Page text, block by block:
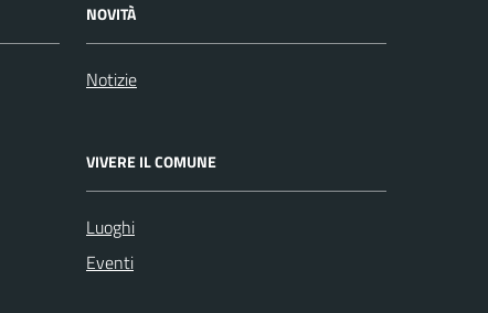
NOVITÀ
Notizie
VIVERE IL COMUNE
Luoghi
Eventi